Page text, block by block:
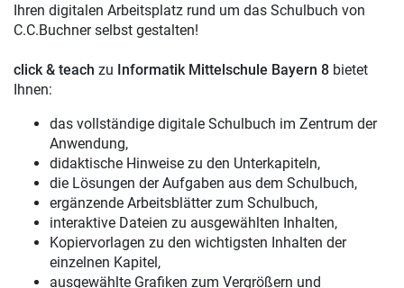
Ihren digitalen Arbeitsplatz rund um das Schulbuch von
C.C.Buchner selbst gestalten!
click & teach zu Informatik Mittelschule Bayern 8 bietet
Ihnen:
das vollständige digitale Schulbuch im Zentrum der
Anwendung,
didaktische Hinweise zu den Unterkapiteln,
die Lösungen der Aufgaben aus dem Schulbuch,
ergänzende Arbeitsblätter zum Schulbuch,
interaktive Dateien zu ausgewählten Inhalten,
Kopiervorlagen zu den wichtigsten Inhalten der
einzelnen Kapitel,
ausgewählte Grafiken zum Vergrößern und